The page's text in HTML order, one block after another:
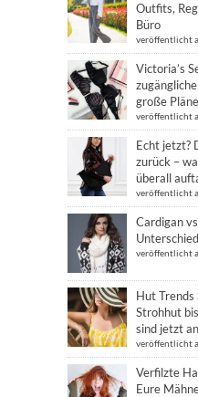
Outfits,
Büro
veröffentlicht
Victoria’s
große
veröffentlicht
Echt jetzt?
zurück –
überall
veröffentlicht
Cardigan
veröffentlicht
Hut Trends
Strohhut
sind jetzt
veröffentlicht
Verfilzte
Eure